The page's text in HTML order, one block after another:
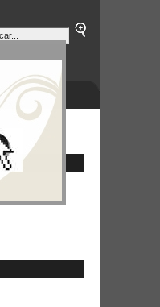
NEGOCIOS